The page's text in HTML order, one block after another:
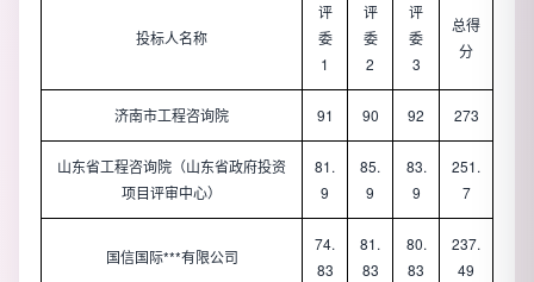
投标人名称
评
委
1
评
委
2
评
委
3
总得
分
济南市工程咨询院 91 90 92 273
山东省工程咨询院（山东省政府投资
项目评审中心）
81.
9
85.
9
83.
9
251.
7
国信国际***有限公司
74.
83
81.
83
80.
83
237.
49